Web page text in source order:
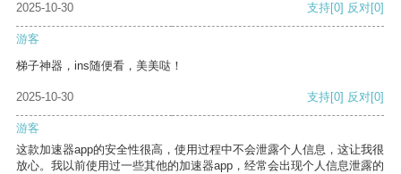
2025-10-30
支持[0] 反对[0]
游客
梯子神器，ins随便看，美美哒！
2025-10-30 支持[0] 反对[0]
游客
这款加速器app的安全性很高，使用过程中不会泄露个人信息，这让我很
放心。我以前使用过一些其他的加速器app，经常会出现个人信息泄露的